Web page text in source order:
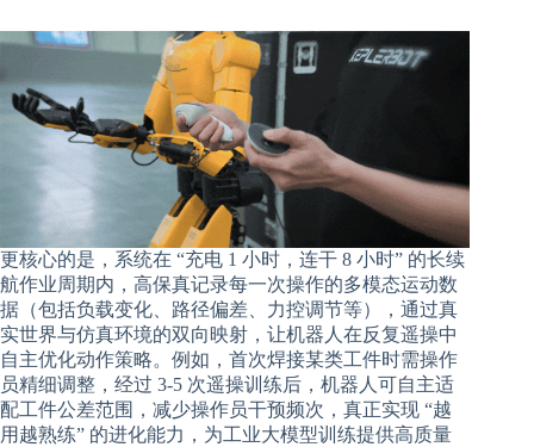
更核心的是，系统在 “充电 1 小时，连干 8 小时” 的长续
航作业周期内，高保真记录每一次操作的多模态运动数
据（包括负载变化、路径偏差、力控调节等），通过真
实世界与仿真环境的双向映射，让机器人在反复遥操中
自主优化动作策略。例如，首次焊接某类工件时需操作
员精细调整，经过 3-5 次遥操训练后，机器人可自主适
配工件公差范围，减少操作员干预频次，真正实现 “越
用越熟练” 的进化能力，为工业大模型训练提供高质量